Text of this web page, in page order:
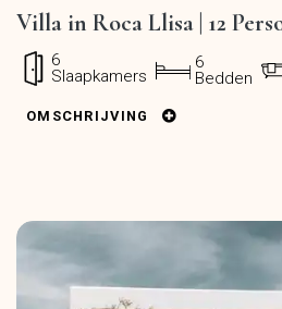
Villa in Roca Llisa | 12
6
Slaapkamers
6
Bedden
OMSCHRIJVING